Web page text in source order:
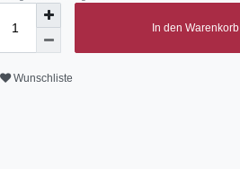
In den Warenkorb
Wunschliste